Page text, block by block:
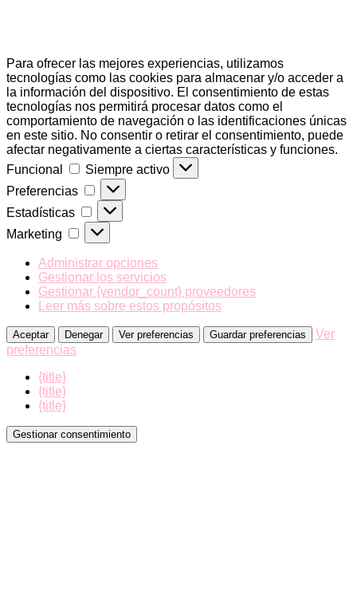
Para ofrecer las mejores experiencias, utilizamos
tecnologías como las cookies para almacenar y/o acceder a
la información del dispositivo. El consentimiento de estas
tecnologías nos permitirá procesar datos como el
comportamiento de navegación o las identificaciones únicas
en este sitio. No consentir o retirar el consentimiento, puede
afectar negativamente a ciertas características y funciones.
Funcional
Funcional
Siempre activo
Preferencias
Preferencias
Estadísticas Estadísticas
Marketing Marketing
Administrar opciones
Gestionar los servicios
Gestionar {vendor_count} proveedores
Leer más sobre estos propósitos
Aceptar Denegar Ver preferencias Guardar preferencias
Ver
preferencias
{title}
{title}
{title}
Gestionar consentimiento